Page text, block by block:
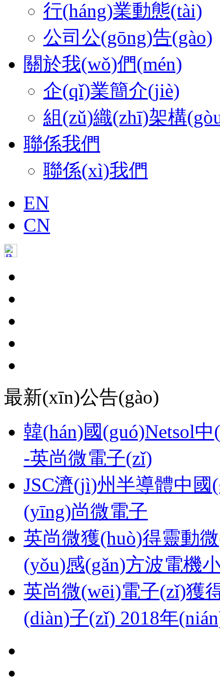
行(háng)業動態(tài)
公司公(gōng)告(gào)
關於我(wǒ)們(mén)
企(qǐ)業簡介(jiè)
組(zǔ)織(zhī)架構
聯係我們
聯係(xì)我們
EN
CN
最新(xīn)公告(gào)
韓(hán)國(guó)Netsol
-英尚微電子(zǐ)
JSC濟(jì)州半導體中
(yīng)尚微電子
英尚微獲(huò)得靈動
(yǒu)感(gǎn)方波電機
英尚微(wēi)電子(zǐ)獲
(diàn)子(zǐ) 2018年